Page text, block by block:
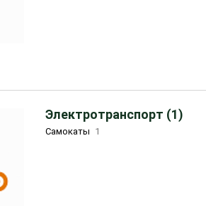
Электротранспорт (1)
Самокаты 1